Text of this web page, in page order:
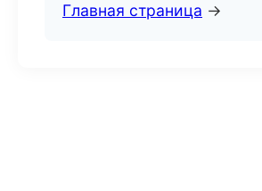
Главная страница →